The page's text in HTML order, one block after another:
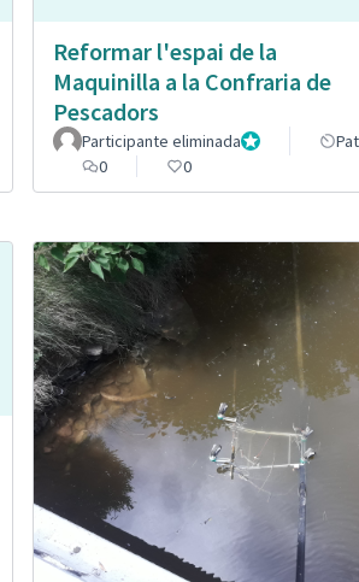
Reformar l'espai de la
Maquinilla a la Confraria de
Pescadors
Participante eliminadaAdministrador
0
0